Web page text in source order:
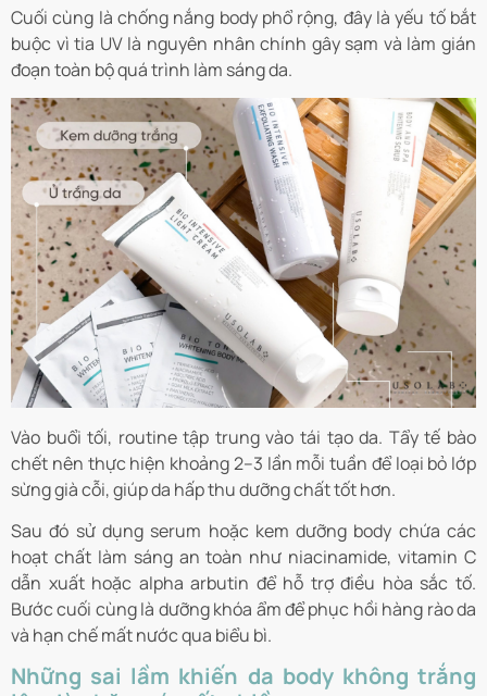
Cuối cùng là chống nắng body phổ rộng, đây là yếu tố bắt
buộc vì tia UV là nguyên nhân chính gây sạm và làm gián
đoạn toàn bộ quá trình làm sáng da.
Vào buổi tối, routine tập trung vào tái tạo da. Tẩy tế bào
chết nên thực hiện khoảng 2–3 lần mỗi tuần để loại bỏ lớp
sừng già cỗi, giúp da hấp thu dưỡng chất tốt hơn.
Sau đó sử dụng serum hoặc kem dưỡng body chứa các
hoạt chất làm sáng an toàn như niacinamide, vitamin C
dẫn xuất hoặc alpha arbutin để hỗ trợ điều hòa sắc tố.
Bước cuối cùng là dưỡng khóa ẩm để phục hồi hàng rào da
và hạn chế mất nước qua biểu bì.
Những sai lầm khiến da body không trắng